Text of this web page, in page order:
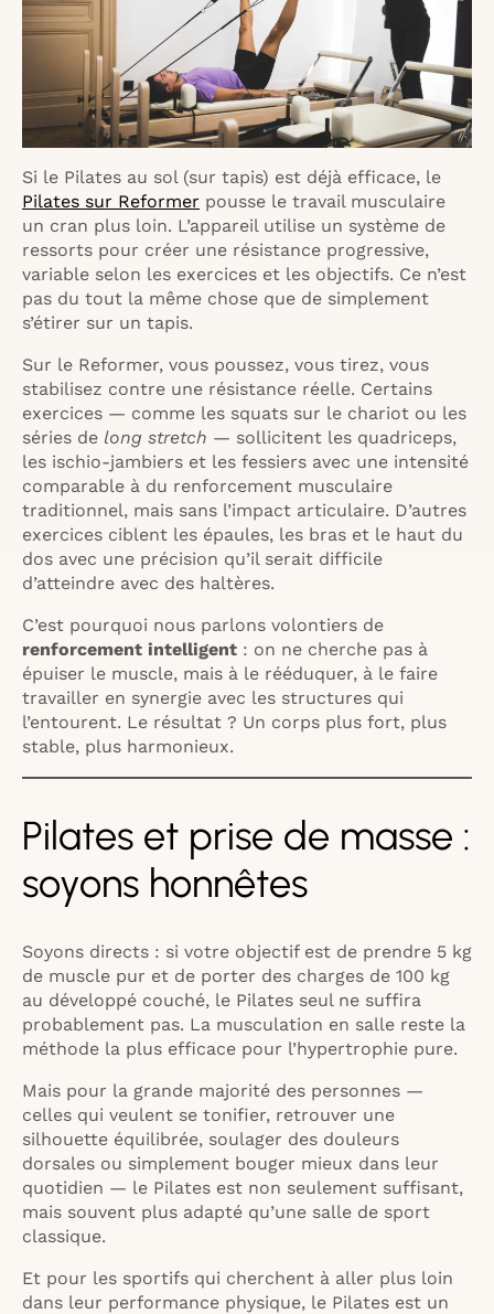
Si le Pilates au sol (sur tapis) est déjà efficace, le
Pilates sur Reformer pousse le travail musculaire
un cran plus loin. L’appareil utilise un système de
ressorts pour créer une résistance progressive,
variable selon les exercices et les objectifs. Ce n’est
pas du tout la même chose que de simplement
s’étirer sur un tapis.
Sur le Reformer, vous poussez, vous tirez, vous
stabilisez contre une résistance réelle. Certains
exercices — comme les squats sur le chariot ou les
séries de long stretch — sollicitent les quadriceps,
les ischio-jambiers et les fessiers avec une intensité
comparable à du renforcement musculaire
traditionnel, mais sans l’impact articulaire. D’autres
exercices ciblent les épaules, les bras et le haut du
dos avec une précision qu’il serait difficile
d’atteindre avec des haltères.
C’est pourquoi nous parlons volontiers de
renforcement intelligent : on ne cherche pas à
épuiser le muscle, mais à le rééduquer, à le faire
travailler en synergie avec les structures qui
l’entourent. Le résultat ? Un corps plus fort, plus
stable, plus harmonieux.
Pilates et prise de masse :
soyons honnêtes
Soyons directs : si votre objectif est de prendre 5 kg
de muscle pur et de porter des charges de 100 kg
au développé couché, le Pilates seul ne suffira
probablement pas. La musculation en salle reste la
méthode la plus efficace pour l’hypertrophie pure.
Mais pour la grande majorité des personnes —
celles qui veulent se tonifier, retrouver une
silhouette équilibrée, soulager des douleurs
dorsales ou simplement bouger mieux dans leur
quotidien — le Pilates est non seulement suffisant,
mais souvent plus adapté qu’une salle de sport
classique.
Et pour les sportifs qui cherchent à aller plus loin
dans leur performance physique, le Pilates est un